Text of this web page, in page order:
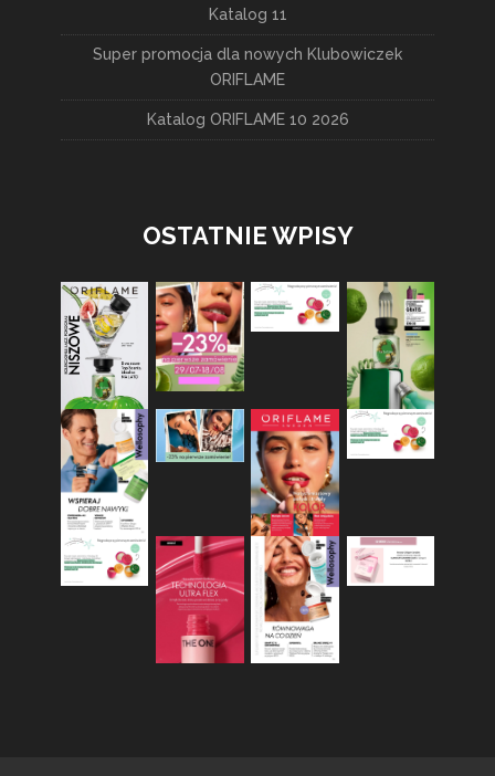
Katalog 11
Super promocja dla nowych Klubowiczek
ORIFLAME
Katalog ORIFLAME 10 2026
OSTATNIE WPISY